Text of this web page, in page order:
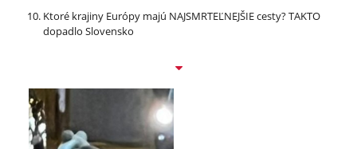
Ktoré krajiny Európy majú NAJSMRTEĽNEJŠIE cesty? TAKTO
dopadlo Slovensko